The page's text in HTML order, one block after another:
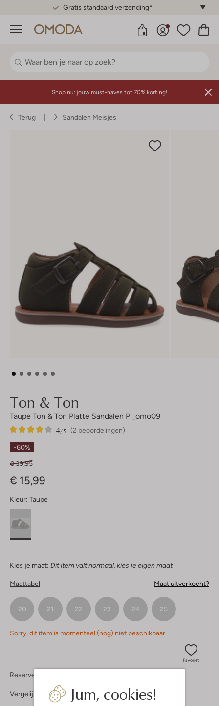
Gratis standaard verzending*
Menu
Jum, cookies!
Shop nu: jouw must-haves tot 70% korting!
Terug Sandalen Meisjes
Ton & Ton
Taupe Ton & Ton Platte Sandalen Pl_omo09
(2 beoordelingen)
4/5
2
4
Sterren
-60%
€ 39,95
€ 15,99
Kleur: Taupe
Kies je maat: Dit item valt normaal, kies je eigen maat
Maattabel Maat uitverkocht?
20 21 22 23 24 25
Sorry, dit item is momenteel (nog) niet beschikbaar.
Favoriet
Reserveer direct in een van onze 37 boutiques
Vergelijkbare items